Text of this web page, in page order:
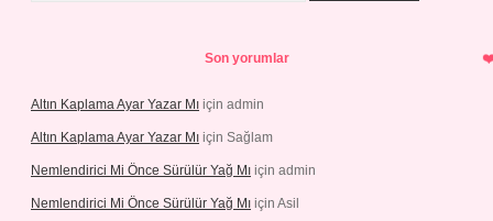
Son yorumlar
Altın Kaplama Ayar Yazar Mı için admin
Altın Kaplama Ayar Yazar Mı için Sağlam
Nemlendirici Mi Önce Sürülür Yağ Mı için admin
Nemlendirici Mi Önce Sürülür Yağ Mı için Asil